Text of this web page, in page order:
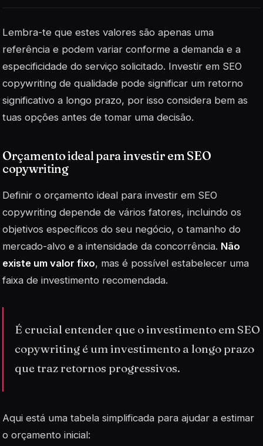
Lembra-te que estes valores são apenas uma
referência e podem variar conforme a demanda e a
especificidade do serviço solicitado. Investir em SEO
copywriting de qualidade pode significar um retorno
significativo a longo prazo, por isso considera bem as
tuas opções antes de tomar uma decisão.
Orçamento ideal para investir em SEO
copywriting
Definir o orçamento ideal para investir em SEO
copywriting depende de vários fatores, incluindo os
objetivos específicos do seu negócio, o tamanho do
mercado-alvo e a intensidade da concorrência. Não
existe um valor fixo, mas é possível estabelecer uma
faixa de investimento recomendada.
É crucial entender que o investimento em SEO
copywriting é um investimento a longo prazo
que traz retornos progressivos.
Aqui está uma tabela simplificada para ajudar a estimar
o orçamento inicial: